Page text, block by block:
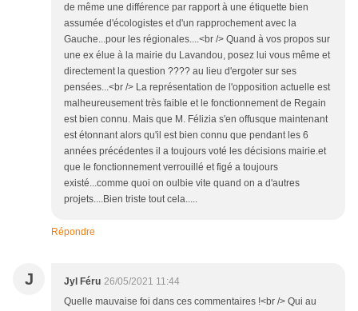
de même une différence par rapport à une étiquette bien
assumée d'écologistes et d'un rapprochement avec la
Gauche...pour les régionales....<br /> Quand à vos propos sur
une ex élue à la mairie du Lavandou, posez lui vous même et
directement la question ???? au lieu d'ergoter sur ses
pensées...<br /> La représentation de l'opposition actuelle est
malheureusement très faible et le fonctionnement de Regain
est bien connu. Mais que M. Félizia s'en offusque maintenant
est étonnant alors qu'il est bien connu que pendant les 6
années précédentes il a toujours voté les décisions mairie.et
que le fonctionnement verrouillé et figé a toujours
existé...comme quoi on oulbie vite quand on a d'autres
projets....Bien triste tout cela.....
Répondre
J Jyl Féru 26/05/2021 11:44
Quelle mauvaise foi dans ces commentaires !<br /> Qui au